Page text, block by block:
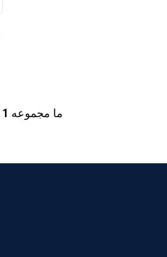
ما مجموعه 1